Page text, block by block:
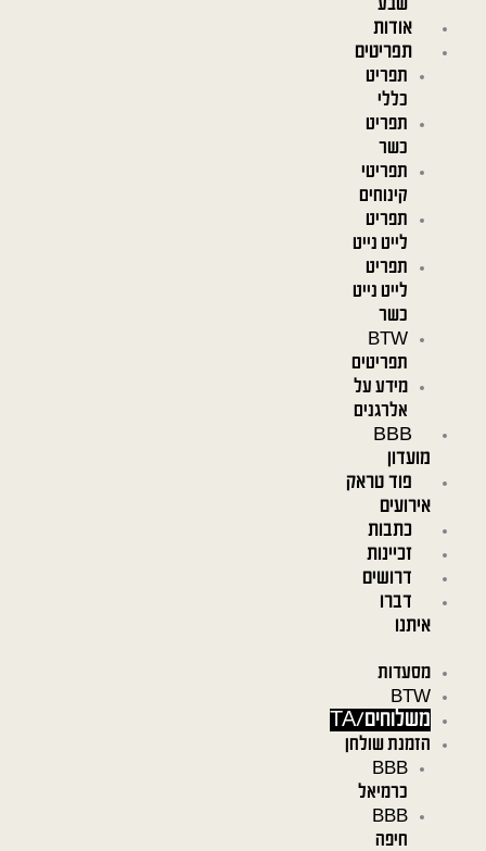
שבע
אודות
תפריטים
תפריט
כללי
תפריט
כשר
תפריטי
קינוחים
תפריט
לייט נייט
תפריט
לייט נייט
כשר
BTW
תפריטים
מידע על
אלרגנים
BBB
מועדון
פוד טראק
אירועים
כתבות
זכיינות
דרושים
דברו
איתנו
מסעדות
BTW
משלוחים/TA
הזמנת שולחן
BBB
כרמיאל
BBB
חיפה